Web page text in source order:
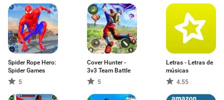
Spider Rope Hero:
Spider Games
5
Cover Hunter -
3v3 Team Battle
5
Letras - Letras de
músicas
4.55